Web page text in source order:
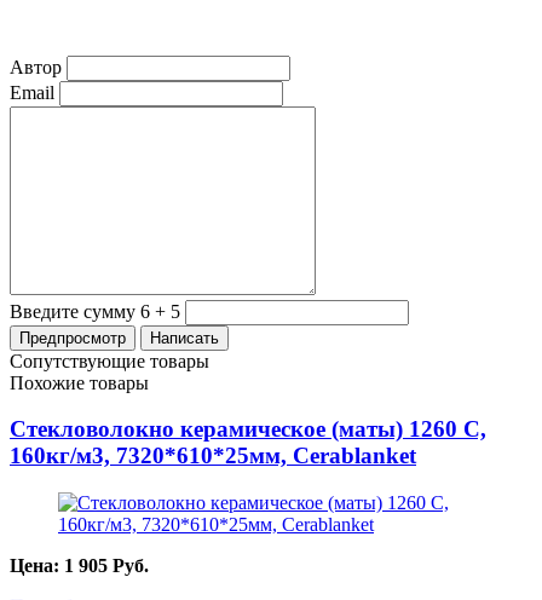
Автор
Email
Введите сумму 6 + 5
Сопутствующие товары
Похожие товары
Стекловолокно керамическое (маты) 1260 С,
160кг/м3, 7320*610*25мм, Cerablanket
Цена: 1 905 Руб.